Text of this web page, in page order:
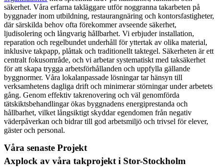
säkerhet. Våra erfarna takläggare utför noggranna takarbeten på
byggnader inom utbildning, restaurangnäring och kontorsfastigheter,
där särskilda behov ofta förekommer avseende säkerhet,
ljudisolering och långvarig hållbarhet. Vi erbjuder installation,
reparation och regelbundet underhåll för yttertak av olika material,
inklusive takpapp, plåttak och traditionellt taktegel. Säkerheten är ett
centralt fokusområde, och vi arbetar systematiskt med taksäkerhet
för att skapa trygga arbetsförhållanden och uppfylla gällande
byggnormer. Våra lokalanpassade lösningar tar hänsyn till
verksamhetens dagliga drift och minimerar störningar under arbetets
gång. Genom effektiv takrenovering och väl genomförda
tätskiktsbehandlingar ökas byggnadens energiprestanda och
hållbarhet, vilket långsiktigt skyddar egendomen från negativ
väderpåverkan och bidrar till god arbetsmiljö och trivsel för elever,
gäster och personal.
Våra senaste Projekt
Axplock av våra takprojekt i Stor-Stockholm